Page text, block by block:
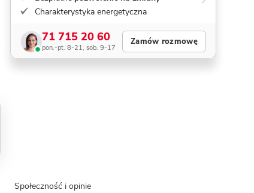
Charakterystyka energetyczna
71 715 20 60
pon.-pt. 8-21, sob. 9-17
Zamów rozmowę
Społeczność i opinie